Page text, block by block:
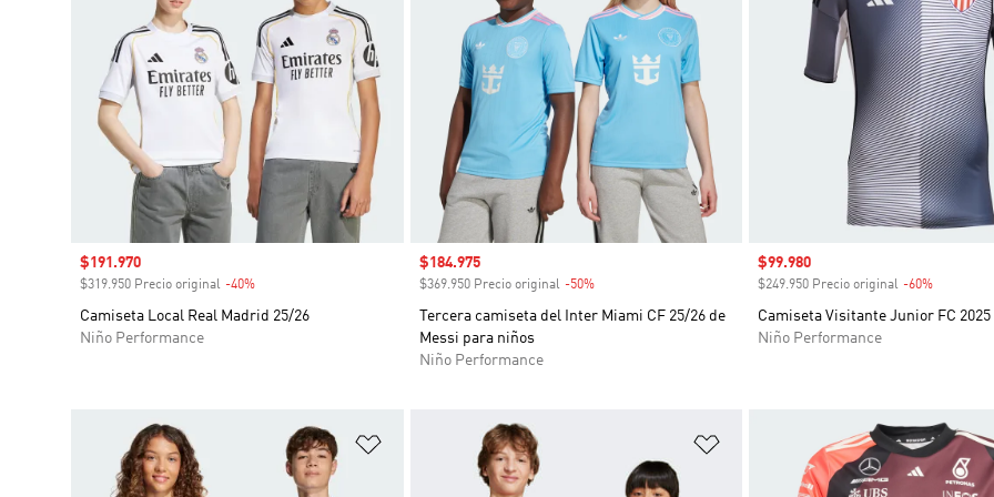
Precio de venta
$191.970
$319.950 Precio original -40%
Camiseta Local Real Madrid 25/26
Niño Performance
Precio de venta
$184.975
$369.950 Precio original -50%Descuento
Tercera camiseta del Inter Miami CF 25/26 de
Messi para niños
Niño Performance
Precio de venta
$99.980
$249.950 Precio original -60%
Camiseta Visitante Junior FC 2025
Niño Performance
Añadir a la lista de deseos Añadir a la lista de deseos